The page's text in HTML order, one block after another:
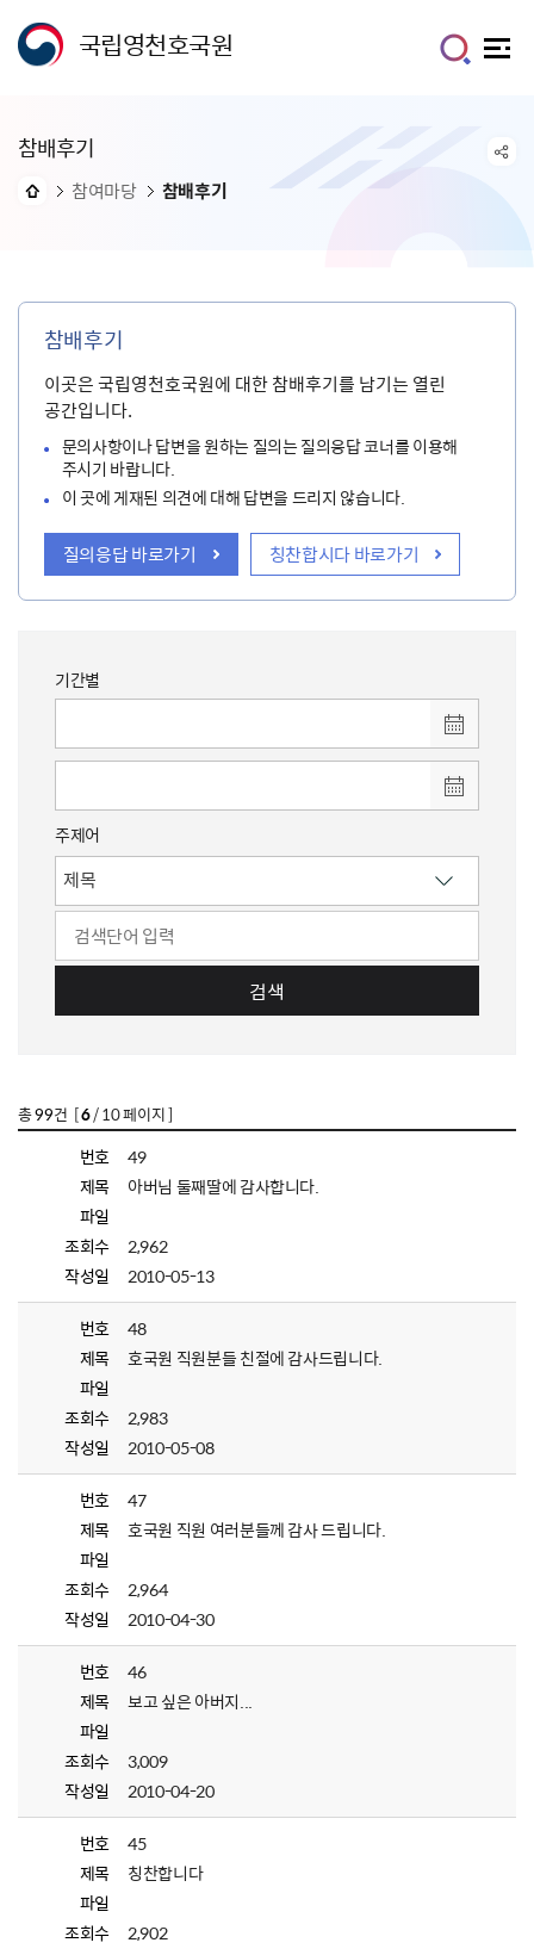
국립영천호국원
참배후기
참여마당 참배후기
참배후기
이곳은 국립영천호국원에 대한 참배후기를 남기는 열린
공간입니다.
문의사항이나 답변을 원하는 질의는 질의응답 코너를 이용해
주시기 바랍니다.
이 곳에 게재된 의견에 대해 답변을 드리지 않습니다.
질의응답 바로가기 칭찬합시다 바로가기
기간별
주제어
검색
총99건 [6/ 10 페이지 ]
번호
49
제목
아버님 둘째딸에 감사합니다.
파일
조회수
2,962
작성일
2010-05-13
번호
48
제목
호국원 직원분들 친절에 감사드립니다.
파일
조회수
2,983
작성일
2010-05-08
번호
47
제목
호국원 직원 여러분들께 감사 드립니다.
파일
조회수
2,964
작성일
2010-04-30
번호
46
제목
보고 싶은 아버지...
파일
조회수
3,009
작성일
2010-04-20
번호
45
제목
칭찬합니다
파일
조회수
2,902